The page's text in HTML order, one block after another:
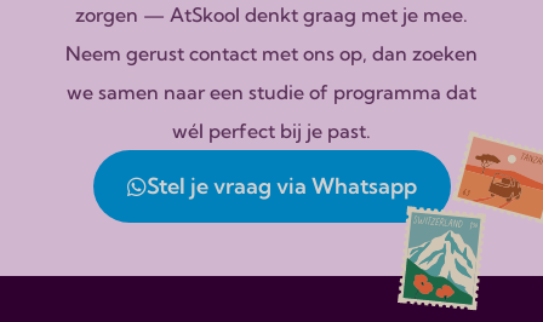
zorgen — AtSkool denkt graag met je mee.
Neem gerust contact met ons op, dan zoeken
we samen naar een studie of programma dat
wél perfect bij je past.
Stel je vraag via Whatsapp